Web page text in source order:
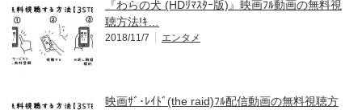
『わらの犬 (HDﾘﾏｽﾀｰ版)』映画ﾌﾙ動画の無料視
聴方法!ｷ…
2018/11/7 エンタメ
映画ｻﾞ･ﾚｲﾄﾞ(the raid)ﾌﾙ配信動画の無料視聴方